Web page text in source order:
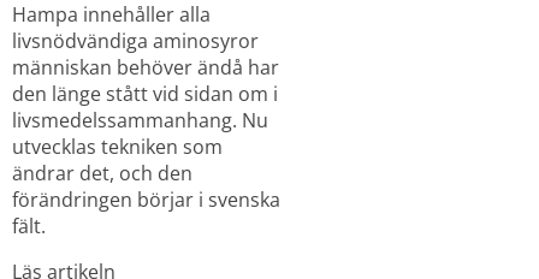
Hampa innehåller alla
livsnödvändiga aminosyror
människan behöver ändå har
den länge stått vid sidan om i
livsmedelssammanhang. Nu
utvecklas tekniken som
ändrar det, och den
förändringen börjar i svenska
fält.
Läs artikeln